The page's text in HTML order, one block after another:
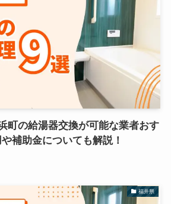
町の給湯器交換が可能な業者おす
補助金についても解説！
福井県